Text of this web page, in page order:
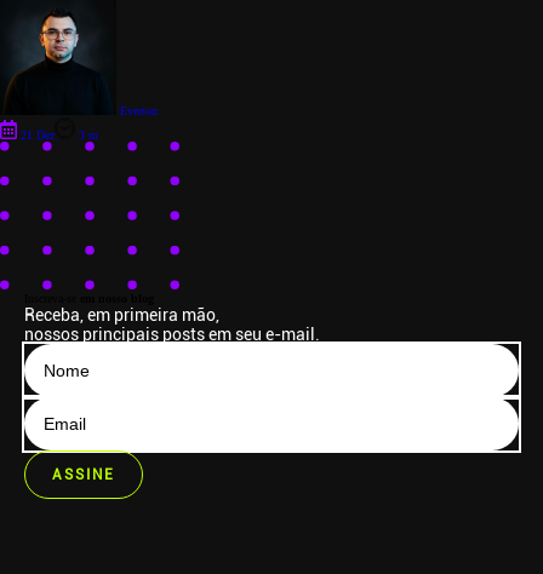
Everton
21 Dez
3 m
Receba, em primeira mão,
nossos principais posts em seu e-mail.
ASSINE